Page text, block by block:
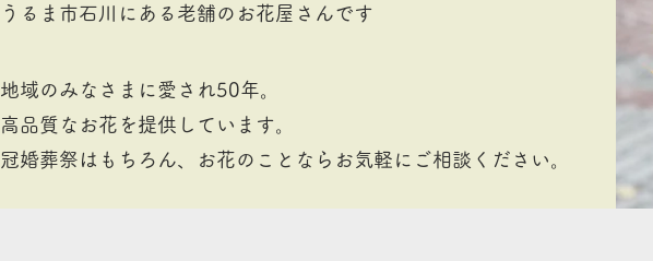
うるま市石川にある老舗のお花屋さんです
地域のみなさまに愛され50年。
高品質なお花を提供しています。
冠婚葬祭はもちろん、お花のことならお気軽にご相談ください。